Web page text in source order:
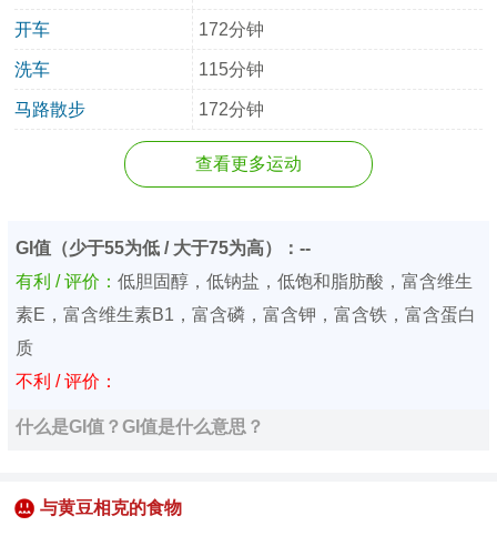
开车 172分钟
洗车 115分钟
马路散步 172分钟
查看更多运动
GI值（少于55为低 / 大于75为高）：--
有利 / 评价： 低胆固醇，低钠盐，低饱和脂肪酸，富含维生
素E，富含维生素B1，富含磷，富含钾，富含铁，富含蛋白
质
不利 / 评价：
什么是GI值？GI值是什么意思？
与黄豆相克的食物